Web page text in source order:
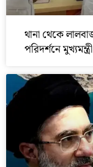
থানা থেকে
পরিদর্শনে